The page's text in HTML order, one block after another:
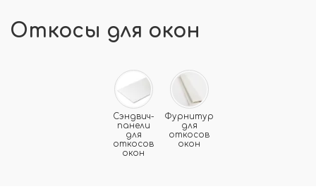
Откосы для окон
Сэндвич-
панели
для
откосов
окон
Фурнитура
для
откосов
окон